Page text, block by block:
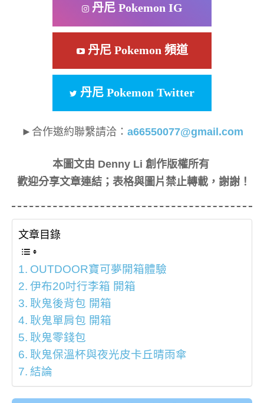
丹尼 Pokemon IG
丹尼 Pokemon 頻道
丹尼 Pokemon Twitter
►合作邀約聯繫請洽： a66550077@gmail.com
本圖文由 Denny Li 創作版權所有
歡迎分享文章連結；表格與圖片禁止轉載，謝謝！
文章目錄
OUTDOOR寶可夢開箱體驗
伊布20吋行李箱 開箱
耿鬼後背包 開箱
耿鬼單肩包 開箱
耿鬼零錢包
耿鬼保溫杯與夜光皮卡丘晴雨傘
結論